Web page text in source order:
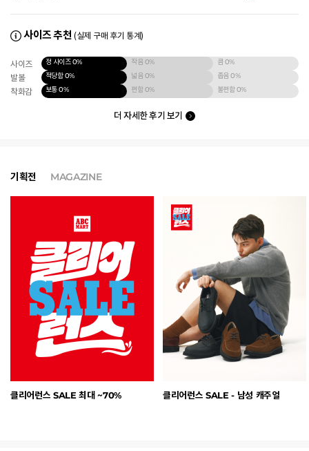
사이즈 추천 (실제 구매 후기 통계)
사이즈 정 사이즈0% 작음0% 큼0%
발볼 적당함0% 넓음0% 좁음0%
착화감 보통0% 편함0% 불편함0%
더 자세한 후기 보기
기획전 MAGAZINE
클리어런스 SALE 최대 ~70% 클리어런스 SALE - 남성 캐주얼